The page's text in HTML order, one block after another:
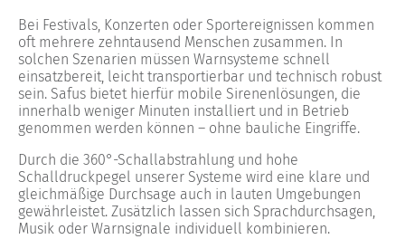
Bei Festivals, Konzerten oder Sportereignissen kommen
oft mehrere zehntausend Menschen zusammen. In
solchen Szenarien müssen Warnsysteme schnell
einsatzbereit, leicht transportierbar und technisch robust
sein. Safus bietet hierfür mobile Sirenenlösungen, die
innerhalb weniger Minuten installiert und in Betrieb
genommen werden können – ohne bauliche Eingriffe.
Durch die 360°-Schallabstrahlung und hohe
Schalldruckpegel unserer Systeme wird eine klare und
gleichmäßige Durchsage auch in lauten Umgebungen
gewährleistet. Zusätzlich lassen sich Sprachdurchsagen,
Musik oder Warnsignale individuell kombinieren.